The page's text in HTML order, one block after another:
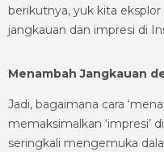
berikutnya, yuk kita
jangkauan dan impresi di
Menambah Jangkauan
Jadi, bagaimana cara
memaksimalkan ‘impresi’
seringkali mengemuka